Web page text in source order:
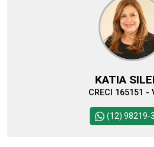
KATIA
CRECI 165151 -
(12) 98219-